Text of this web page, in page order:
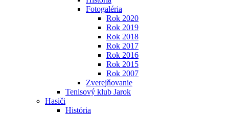
Fotogaléria
Rok 2020
Rok 2019
Rok 2018
Rok 2017
Rok 2016
Rok 2015
Rok 2007
Zverejňovanie
Tenisový klub Jarok
Hasiči
História